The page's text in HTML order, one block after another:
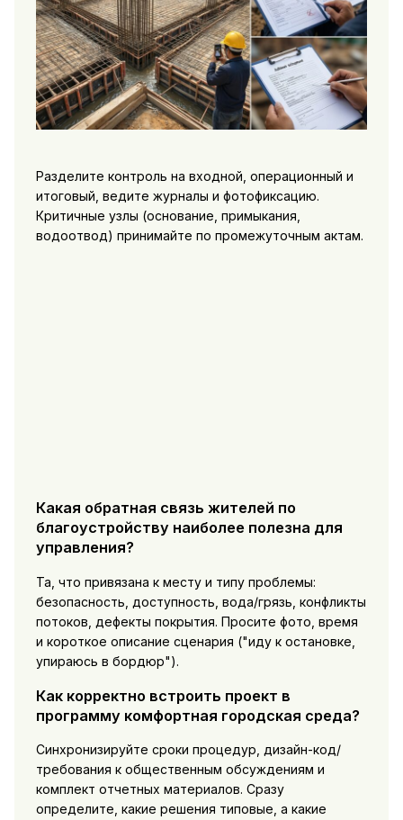
Разделите контроль на входной, операционный и
итоговый, ведите журналы и фотофиксацию.
Критичные узлы (основание, примыкания,
водоотвод) принимайте по промежуточным актам.
Какая обратная связь жителей по
благоустройству наиболее полезна для
управления?
Та, что привязана к месту и типу проблемы:
безопасность, доступность, вода/грязь, конфликты
потоков, дефекты покрытия. Просите фото, время
и короткое описание сценария ("иду к остановке,
упираюсь в бордюр").
Как корректно встроить проект в
программу комфортная городская среда?
Синхронизируйте сроки процедур, дизайн-код/
требования к общественным обсуждениям и
комплект отчетных материалов. Сразу
определите, какие решения типовые, а какие